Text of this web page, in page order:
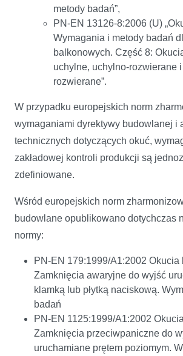
metody badań”,
PN-EN 13126-8:2006 (U)
Wymagania i metody badań
balkonowych. Część 8:
uchylne, uchylno-rozwierane
rozwierane”.
W przypadku europejskich norm
wymaganiami dyrektywy budowlanej i
technicznych dotyczących okuć,
zakładowej kontroli produkcji są
zdefiniowane.
Wśród europejskich norm
budowlane opublikowano dotychczas
normy:
PN-EN 179:1999/A1:2002 Okucia
Zamknięcia awaryjne do wyjść
klamką lub płytką naciskową.
badań
PN-EN 1125:1999/A1:2002
Zamknięcia przeciwpaniczne do
uruchamiane prętem poziomym.